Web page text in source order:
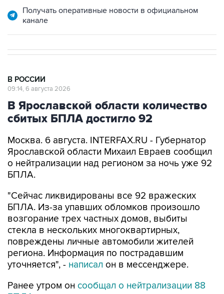
Получать оперативные новости в официальном
канале
В РОССИИ
09:14, 6 августа 2026
В Ярославской области количество
сбитых БПЛА достигло 92
Москва. 6 августа. INTERFAX.RU - Губернатор
Ярославской области Михаил Евраев сообщил
о нейтрализации над регионом за ночь уже 92
БПЛА.
"Сейчас ликвидированы все 92 вражеских
БПЛА. Из-за упавших обломков произошло
возгорание трех частных домов, выбиты
стекла в нескольких многоквартирных,
повреждены личные автомобили жителей
региона. Информация по пострадавшим
уточняется", - написал он в мессенджере.
Ранее утром он сообщал о нейтрализации 88